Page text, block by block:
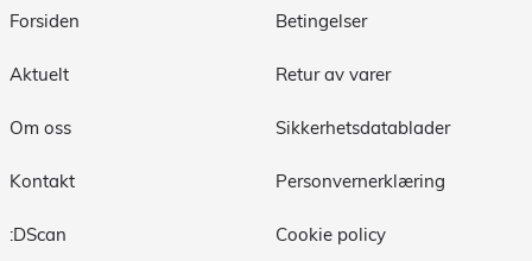
Forsiden
Aktuelt
Om oss
Kontakt
:DScan
Betingelser
Retur av varer
Sikkerhetsdatablader
Personvernerklæring
Cookie policy